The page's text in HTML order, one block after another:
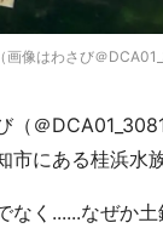
像はわさび＠
（＠
にある桂浜水
なく......なぜか